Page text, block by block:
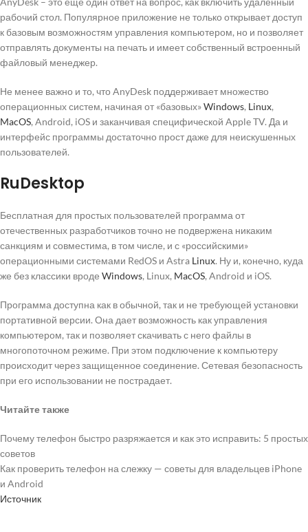
рабочий стол. Популярное приложение не только открывает доступ
к базовым возможностям управления компьютером, но и позволяет
отправлять документы на печать и имеет собственный встроенный
файловый менеджер.
Не менее важно и то, что AnyDesk поддерживает множество
операционных систем, начиная от «базовых»Windows, Linux,
MacOS, Android, iOS и заканчивая специфической Apple TV. Да и
интерфейс программы достаточно прост даже для неискушенных
пользователей.
RuDesktop
Бесплатная для простых пользователей программа от
отечественных разработчиков точно не подвержена никаким
санкциям и совместима, в том числе, и с «российскими»
операционными системами RedOS и Astra Linux. Ну и, конечно, куда
же без классики вроде Windows, Linux, MacOS, Android и iOS.
Программа доступна как в обычной, так и не требующей установки
портативной версии. Она дает возможность как управления
компьютером, так и позволяет скачивать с него файлы в
многопоточном режиме. При этом подключение к компьютеру
происходит через защищенное соединение. Сетевая безопасность
при его использовании не пострадает.
Читайте также
Почему телефон быстро разряжается и как это исправить: 5 простых
советов
Как проверить телефон на слежку — советы для владельцев iPhone
и Android
Источник